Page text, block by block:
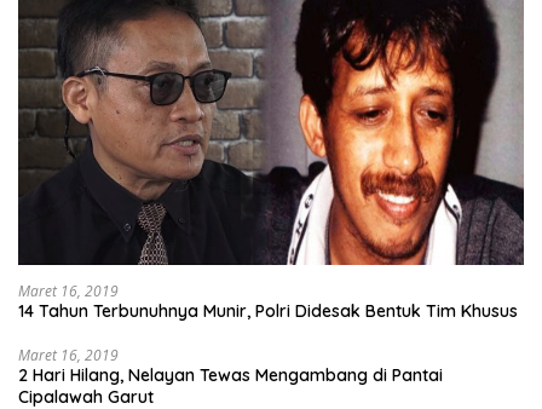
Maret 16, 2019
14 Tahun Terbunuhnya Munir, Polri Didesak Bentuk Tim Khusus
Maret 16, 2019
2 Hari Hilang, Nelayan Tewas Mengambang di Pantai
Cipalawah Garut